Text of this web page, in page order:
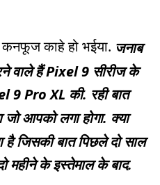
काहे हो भईया. जनाब
वाले हैं Pixel 9 सीरीज के
Pro XL की. रही बात
आपको लगा होगा. क्या
है जिसकी बात पिछले दो साल
महीने के इस्तेमाल के बाद.